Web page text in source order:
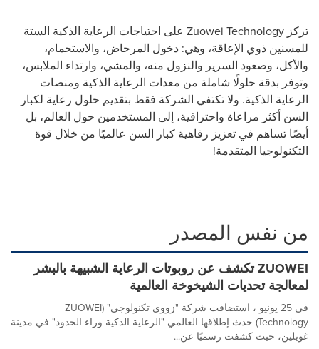
تركز Zuowei Technology على احتياجات الرعاية الذكية الستة
للمسنين ذوي الإعاقة، وهي: دخول المرحاض، والاستحمام،
والأكل، وصعود السرير والنزول منه، والمشي، وارتداء الملابس،
وتوفر بدقة حلولًا شاملة من معدات الرعاية الذكية ومنصات
الرعاية الذكية. ولا تكتفي الشركة فقط بتقديم حلول رعاية لكبار
السن أكثر مراعاة واحترافية، إلى المستخدمين حول العالم، بل
أيضًا تساهم في تعزيز رفاهية كبار السن عالميًا من خلال قوة
التكنولوجيا المتقدمة!
من نفس المصدر
ZUOWEI تكشف عن روبوتات الرعاية الشبيهة بالبشر
لمعالجة تحديات الشيخوخة العالمية
في 25 يونيو ، استضافت شركة "زووي تكنولوجي" (ZUOWEI
Technology) حدث إطلاقها العالمي "الرعاية الذكية وراء الحدود" في مدينة
غويلين، حيث كشفت رسميًا عن...